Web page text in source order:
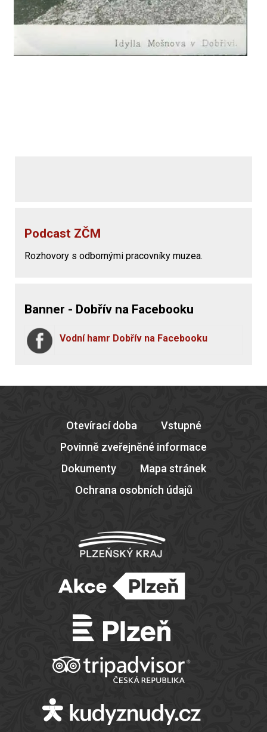
Podcast ZČM
Rozhovory s odbornými pracovníky muzea.
Banner - Dobřív na Facebooku
Vodní hamr Dobřív na Facebooku
Otevírací doba
Vstupné
Povinně zveřejněné informace
Dokumenty
Mapa stránek
Ochrana osobních údajů